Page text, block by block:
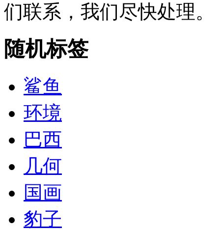
们联系，我们尽快处理。
随机标签
鲨鱼
环境
巴西
几何
国画
豹子